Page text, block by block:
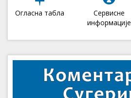
Огласна табла
Сервисне
информације